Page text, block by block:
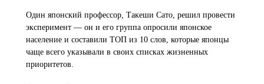
Один японский профессор, Такеши Сато, решил провести
эксперимент — он и его группа опросили японское
население и составили ТОП из 10 слов, которые японцы
чаще всего указывали в своих списках жизненных
приоритетов.